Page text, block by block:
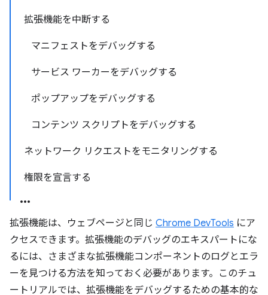
拡張機能を中断する
マニフェストをデバッグする
サービス ワーカーをデバッグする
ポップアップをデバッグする
コンテンツ スクリプトをデバッグする
ネットワーク リクエストをモニタリングする
権限を宣言する
拡張機能は、ウェブページと同じ Chrome DevTools にア
クセスできます。拡張機能のデバッグのエキスパートにな
るには、さまざまな拡張機能コンポーネントのログとエラ
ーを見つける方法を知っておく必要があります。このチュ
ートリアルでは、拡張機能をデバッグするための基本的な